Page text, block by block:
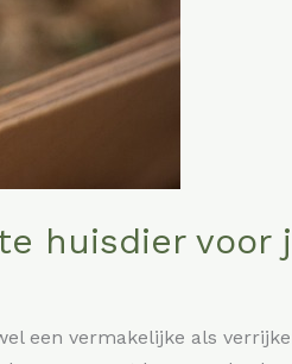
huisdier voor
een vermakelijke als